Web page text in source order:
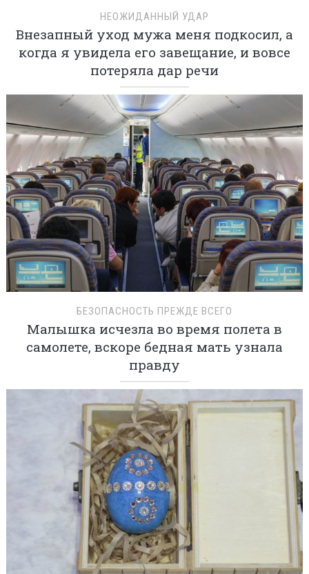
НЕОЖИДАННЫЙ УДАР
Внезапный уход мужа меня подкосил, а
когда я увидела его завещание, и вовсе
потеряла дар речи
БЕЗОПАСНОСТЬ ПРЕЖДЕ ВСЕГО
Малышка исчезла во время полета в
самолете, вскоре бедная мать узнала
правду